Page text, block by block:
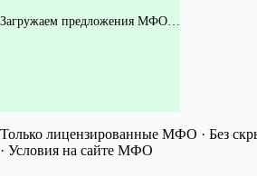
Загружаем предложения МФО…
Только лицензированные МФО · Без
· Условия на сайте МФО